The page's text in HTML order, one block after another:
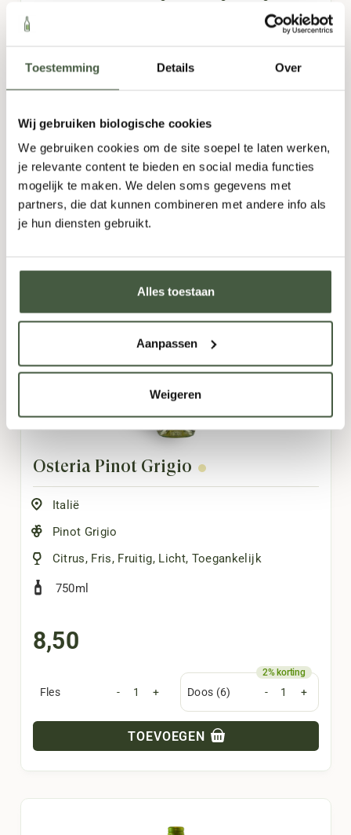
Toestemming Details Over
Wij gebruiken biologische cookies
We gebruiken cookies om de site soepel te laten werken,
je relevante content te bieden en social media functies
mogelijk te maken. We delen soms gegevens met
partners, die dat kunnen combineren met andere info als
je hun diensten gebruikt.
Alles toestaan
Aanpassen
Weigeren
Romig
6x750ml
63,80 Oorspronkelijke
prijs
was:
63,80.
59,95Huidige
prijs
is:
59,95.
- + TOEVOEGEN
Osteria Pinot Grigio
Italië
Pinot Grigio
Citrus, Fris, Fruitig, Licht, Toegankelijk
750ml
8,50
Fles - + Doos (6) - +
TOEVOEGEN